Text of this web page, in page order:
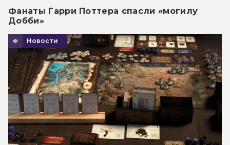
Фанаты Гарри Поттера спасли «могилу
Добби»
Новости